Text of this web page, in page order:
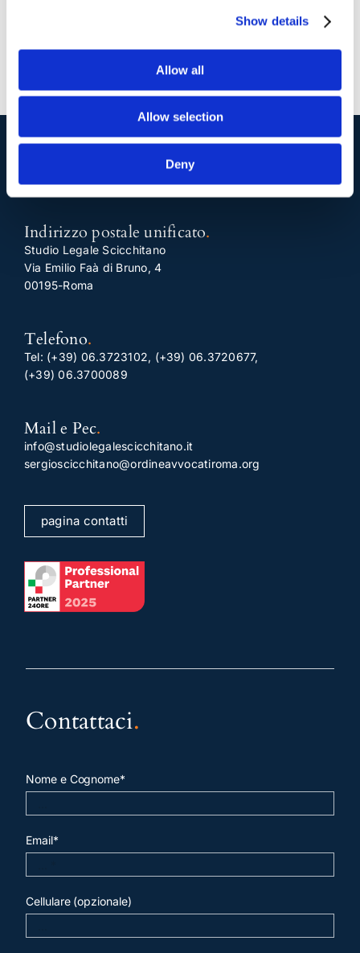
Show details
Allow all
Allow selection
Deny
I nostri contatti.
Indirizzo postale unificato.
Studio Legale Scicchitano
Via Emilio Faà di Bruno, 4
00195-Roma
Telefono.
Tel: (+39) 06.3723102, (+39) 06.3720677,
(+39) 06.3700089
Mail e Pec.
info@studiolegalescicchitano.it
sergioscicchitano@ordineavvocatiroma.org
pagina contatti
Contattaci.
Nome e Cognome*
Email*
Cellulare (opzionale)